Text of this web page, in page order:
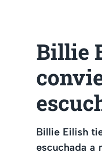
Billie
Billie Eilish
escuchada a